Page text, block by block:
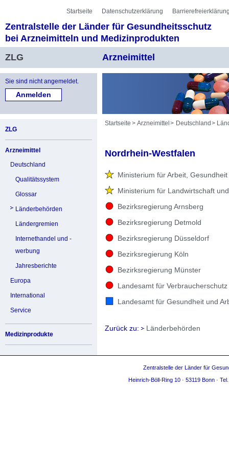
Sprung zur Servicenavigation
Sprung zur Hauptnavigation
Sprung zur Unternavigation
Sprung zur Suche
Sprung zum Inhalt
Sprung zum Fußbereich
Startseite Datenschutzerklärung
Zentralstelle der Länder für Gesundheitsschutz
bei Arzneimitteln und Medizinprodukten
ZLG
Arzneimittel
Sie sind nicht angemeldet.
ZLG
Arzneimittel
Deutschland
Qualitätssystem
Glossar
Länderbehörden
Ländergremien
Internethandel und -
werbung
Jahresberichte
Europa
International
Service
Medizinprodukte
Startseite Arzneimittel Deutschland
Nordrhein-Westfalen
Ministerium für Arbeit,
Ministerium für Landwirtschaft
Bezirksregierung Arnsberg
Bezirksregierung Detmold
Bezirksregierung Düsseldorf
Bezirksregierung Köln
Bezirksregierung Münster
Landesamt für
Landesamt für Gesundheit und
Zurück zu: Länderbehörden
Zentralstelle der Länder für
Heinrich-Böll-Ring 10 · 53119 Bonn ·